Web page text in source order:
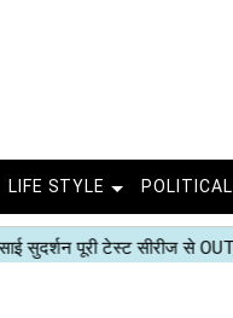
LIFE STYLE POLITICAL